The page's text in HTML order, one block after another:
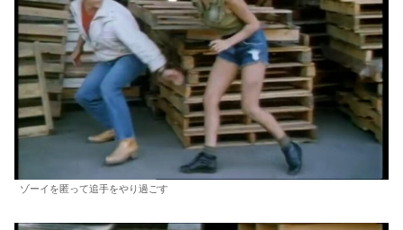
ゾーイを匿って追手をやり過ごす